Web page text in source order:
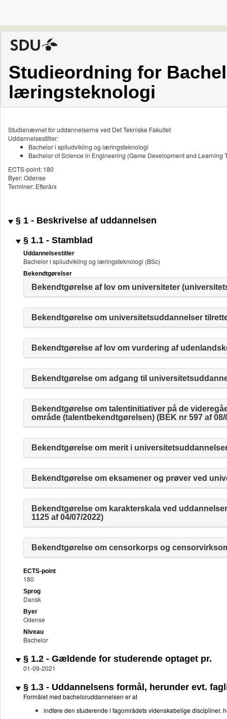
Studieordning for
læringsteknologi
Studienævnet for uddannelserne ved Det Tekniske Fakultet
Uddannelsestitler:
Bachelor i spiludvikling og læringsteknologi
Bachelor of Science in Engineering (Game Development and Learning
ECTS-point: 180
Byer: Odense
Terminer: Efterårx
§ 1 - Beskrivelse af uddannelsen
§ 1.1 - Stamblad
Uddannelsestitler
Bachelor i spiludvikling og læringsteknologi (BSc)
Bekendtgørelser
Bekendtgørelse af lov om universiteter
Bekendtgørelse om universitetsuddannelser
Bekendtgørelse af lov om vurdering af
Bekendtgørelse om adgang til
Bekendtgørelse om talentinitiativer på de
område (talentbekendtgørelsen) (BEK nr 597 af 08/
Bekendtgørelse om merit i
Bekendtgørelse om eksamener og prøver ved
Bekendtgørelse om karakterskala ved
1125 af 04/07/2022)
Bekendtgørelse om censorkorps og
ECTS-point
180
Sprog
Dansk
Byer
Odense
Niveau
Bachelor
§ 1.2 - Gældende for studerende optaget pr.
01-09-2021
§ 1.3 - Uddannelsens formål, herunder evt.
Formålet med bacheloruddannelsen er at
indføre den studerende i fagområdets videnskabelige discipliner,